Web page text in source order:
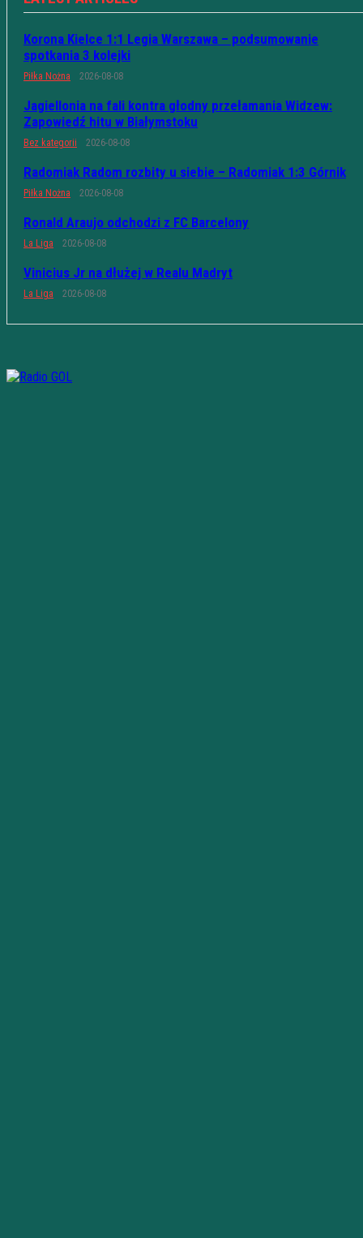
Korona Kielce 1:1 Legia Warszawa – podsumowanie
spotkania 3 kolejki
Piłka Nożna 2026-08-08
Jagiellonia na fali kontra głodny przełamania Widzew:
Zapowiedź hitu w Białymstoku
Bez kategorii 2026-08-08
Radomiak Radom rozbity u siebie – Radomiak 1:3 Górnik
Piłka Nożna 2026-08-08
Ronald Araujo odchodzi z FC Barcelony
La Liga 2026-08-08
Vinicius Jr na dłużej w Realu Madryt
La Liga 2026-08-08